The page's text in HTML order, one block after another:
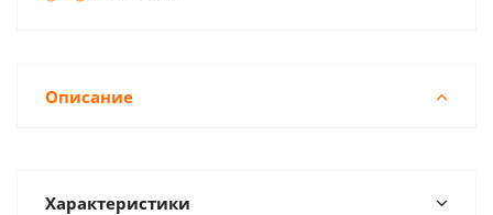
Описание
Характеристики